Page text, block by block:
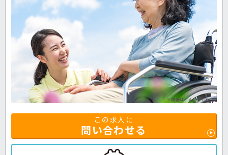
※画像はイメージです。
この求人に
問い合わせる